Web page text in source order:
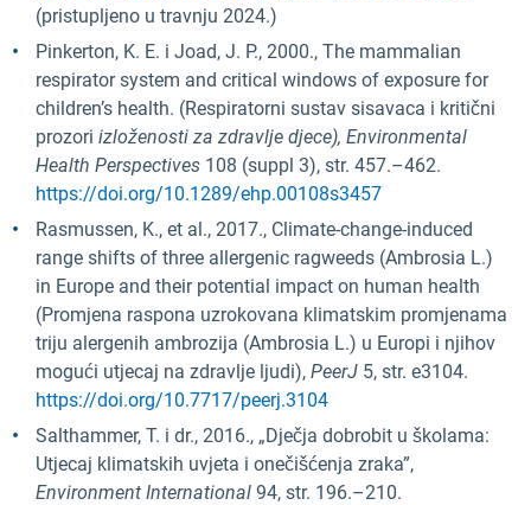
(pristupljeno u travnju 2024.)
Pinkerton, K. E. i Joad, J. P., 2000., The mammalian
respirator system and critical windows of exposure for
children’s health. (Respiratorni sustav sisavaca i kritični
prozori izloženosti za zdravlje djece), Environmental
Health Perspectives 108 (suppl 3), str. 457.–462.
https://doi.org/10.1289/ehp.00108s3457
Rasmussen, K., et al., 2017., Climate-change-induced
range shifts of three allergenic ragweeds (Ambrosia L.)
in Europe and their potential impact on human health
(Promjena raspona uzrokovana klimatskim promjenama
triju alergenih ambrozija (Ambrosia L.) u Europi i njihov
mogući utjecaj na zdravlje ljudi), PeerJ 5, str. e3104.
https://doi.org/10.7717/peerj.3104
Salthammer, T. i dr., 2016., „Dječja dobrobit u školama:
Utjecaj klimatskih uvjeta i onečišćenja zraka”,
Environment International 94, str. 196.–210.